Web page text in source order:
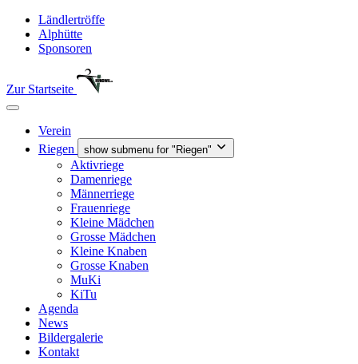
Ländlertröffe
Alphütte
Sponsoren
Zur Startseite
Verein
Riegen
show submenu for "Riegen"
Aktivriege
Damenriege
Männerriege
Frauenriege
Kleine Mädchen
Grosse Mädchen
Kleine Knaben
Grosse Knaben
MuKi
KiTu
Agenda
News
Bildergalerie
Kontakt
Verein